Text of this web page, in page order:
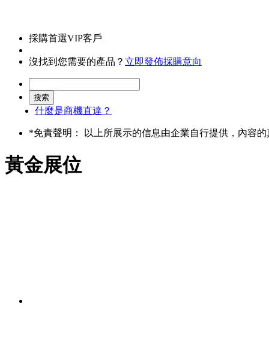
採購首選VIP客戶
沒找到您需要的產品？ 立即發佈採購意向
什麼是商機直達？
*免責聲明： 以上所展示的信息由企業自行提供，內容
黃金展位